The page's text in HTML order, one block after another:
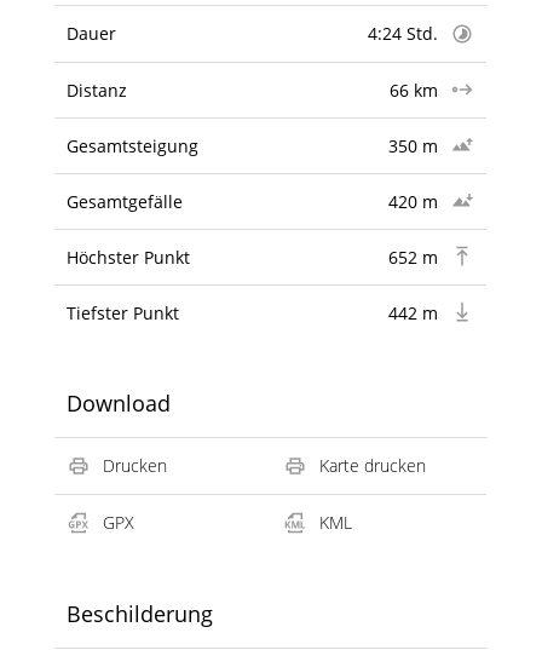
Dauer 4:24 Std.
Distanz 66 km
Gesamtsteigung 350 m
Gesamtgefälle 420 m
Höchster Punkt 652 m
Tiefster Punkt 442 m
Download
Drucken Karte drucken
GPX KML
Beschilderung